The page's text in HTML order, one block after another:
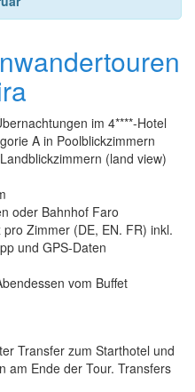
im 4****-Hotel
A in Poolblickzimmern
(land view)
oder Bahnhof Faro
Zimmer (DE, EN. FR) inkl.
und GPS-Daten
vom Buffet
Transfer zum Starthotel und
am Ende der Tour. Transfers